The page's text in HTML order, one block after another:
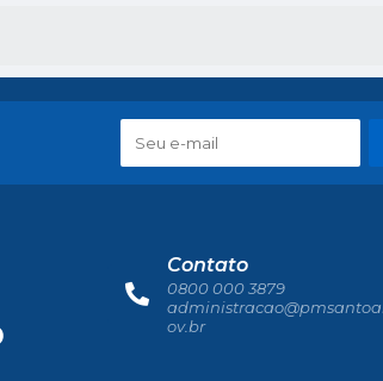
Contato
0800 000 3879
ov.br